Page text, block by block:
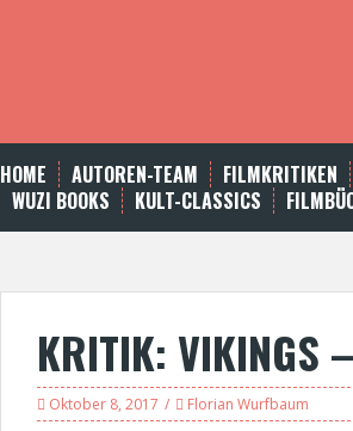
HOME AUTOREN-TEAM FILMKRITIKEN
WUZI BOOKS
KULT-CLASSICS
KRITIK: VIKINGS
Oktober 8, 2017 Florian Wurfbaum